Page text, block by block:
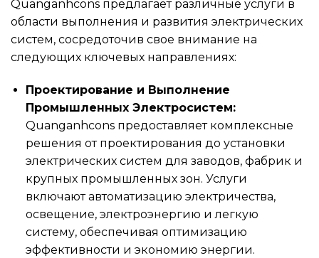
Quanganhcons предлагает различные услуги в
области выполнения и развития электрических
систем, сосредоточив свое внимание на
следующих ключевых направлениях:
Проектирование и Выполнение
Промышленных Электросистем:
Quanganhcons предоставляет комплексные
решения от проектирования до установки
электрических систем для заводов, фабрик и
крупных промышленных зон. Услуги
включают автоматизацию электричества,
освещение, электроэнергию и легкую
систему, обеспечивая оптимизацию
эффективности и экономию энергии.